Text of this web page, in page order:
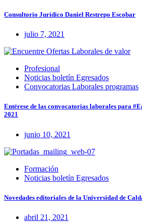
Consultorio Jurídico Daniel Restrepo Escobar
julio 7, 2021
Profesional
Noticias boletín Egresados
Convocatorias Laborales programas
Entérese de las convocatorias laborales para
2021
junio 10, 2021
Formación
Noticias boletín Egresados
Novedades editoriales de la Universidad de
abril 21, 2021